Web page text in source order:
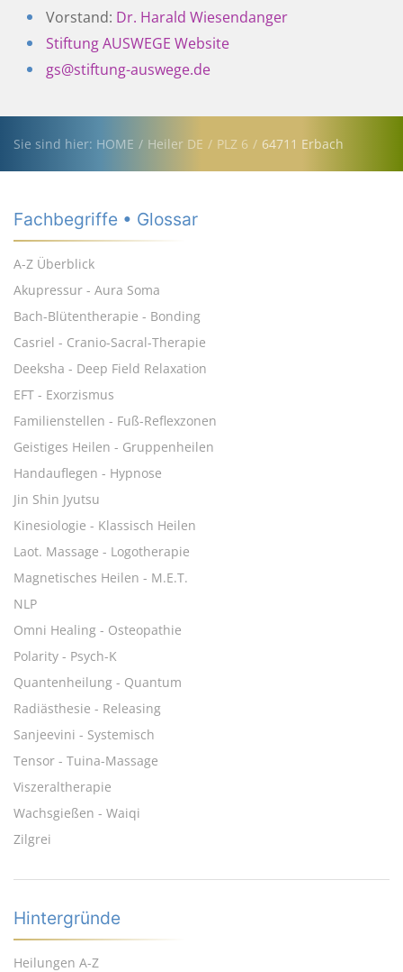
Vorstand: Dr. Harald Wiesendanger
Stiftung AUSWEGE Website
gs@stiftung-auswege.de
Sie sind hier: HOME Heiler DE PLZ 6 64711 Erbach
Fachbegriffe • Glossar
A-Z Überblick
Akupressur - Aura Soma
Bach-Blütentherapie - Bonding
Casriel - Cranio-Sacral-Therapie
Deeksha - Deep Field Relaxation
EFT - Exorzismus
Familienstellen - Fuß-Reflexzonen
Geistiges Heilen - Gruppenheilen
Handauflegen - Hypnose
Jin Shin Jyutsu
Kinesiologie - Klassisch Heilen
Laot. Massage - Logotherapie
Magnetisches Heilen - M.E.T.
NLP
Omni Healing - Osteopathie
Polarity - Psych-K
Quantenheilung - Quantum
Radiästhesie - Releasing
Sanjeevini - Systemisch
Tensor - Tuina-Massage
Viszeraltherapie
Wachsgießen - Waiqi
Zilgrei
Hintergründe
Heilungen A-Z